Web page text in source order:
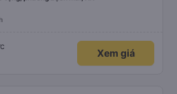
Xem giá